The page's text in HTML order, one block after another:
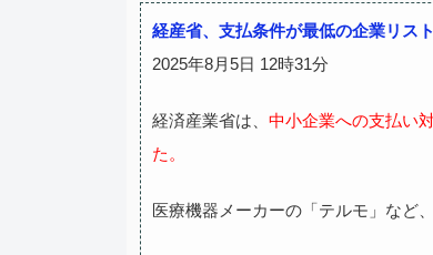
経産省、支払条件が最低の企業リス
2025年8月5日 12時31分
経済産業省は、 中小企業への支払い
た。
医療機器メーカーの「テルモ」など